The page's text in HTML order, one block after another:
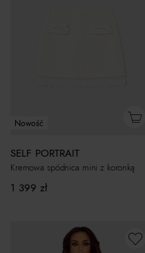
Nowość
SELF PORTRAIT
Kremowa spódnica mini z koronką
1 399 zł